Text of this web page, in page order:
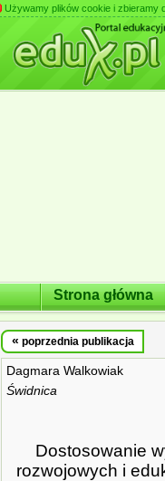
Używamy plików cookie i zbieramy
Strona główna
« poprzednia publikacja
Dagmara Walkowiak
Świdnica
Dostosowanie
rozwojowych i